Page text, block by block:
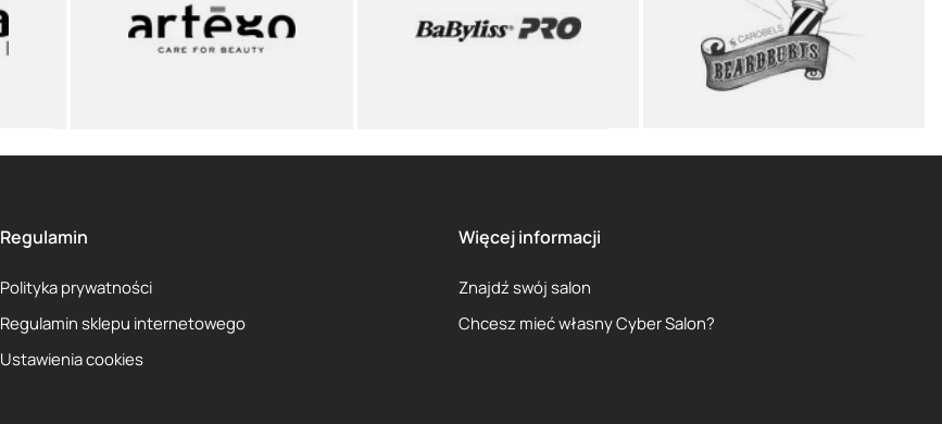
Regulamin
Polityka prywatności
Regulamin sklepu internetowego
Ustawienia cookies
Więcej informacji
Znajdź swój salon
Chcesz mieć własny Cyber Salon?